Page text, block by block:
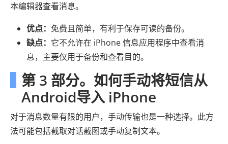
本编辑器查看消息。
优点： 免费且简单，有利于保存可读的备份。
缺点： 它不允许在 iPhone 信息应用程序中查看消
息，主要仅用于备份和查看目的。
第 3 部分。如何手动将短信从
Android导入 iPhone
对于消息数量有限的用户，手动传输也是一种选择。此方
法可能包括截取对话截图或手动复制文本。